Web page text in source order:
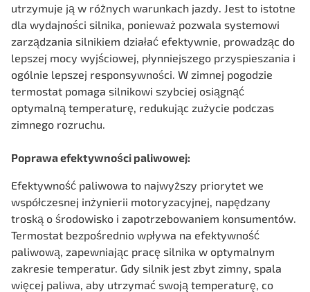
utrzymuje ją w różnych warunkach jazdy. Jest to istotne
dla wydajności silnika, ponieważ pozwala systemowi
zarządzania silnikiem działać efektywnie, prowadząc do
lepszej mocy wyjściowej, płynniejszego przyspieszania i
ogólnie lepszej responsywności. W zimnej pogodzie
termostat pomaga silnikowi szybciej osiągnąć
optymalną temperaturę, redukując zużycie podczas
zimnego rozruchu.
Poprawa efektywności paliwowej:
Efektywność paliwowa to najwyższy priorytet we
współczesnej inżynierii motoryzacyjnej, napędzany
troską o środowisko i zapotrzebowaniem konsumentów.
Termostat bezpośrednio wpływa na efektywność
paliwową, zapewniając pracę silnika w optymalnym
zakresie temperatur. Gdy silnik jest zbyt zimny, spala
więcej paliwa, aby utrzymać swoją temperaturę, co